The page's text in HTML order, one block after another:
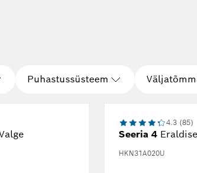
Puhastussüsteem
Seeria 4
HKN31A020U
4.3 (85)